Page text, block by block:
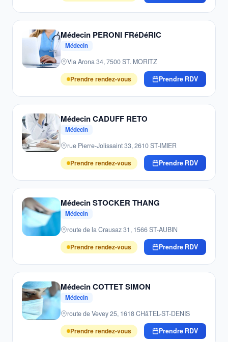
Médecin PERONI FRéDéRIC
Médecin
Via Arona 34, 7500 ST. MORITZ
Prendre rendez-vous
Prendre RDV
Médecin CADUFF RETO
Médecin
rue Pierre-Jolissaint 33, 2610 ST-IMIER
Prendre rendez-vous
Prendre RDV
Médecin STOCKER THANG
Médecin
route de la Crausaz 31, 1566 ST-AUBIN
Prendre rendez-vous
Prendre RDV
Médecin COTTET SIMON
Médecin
route de Vevey 25, 1618 CHâTEL-ST-DENIS
Prendre rendez-vous
Prendre RDV